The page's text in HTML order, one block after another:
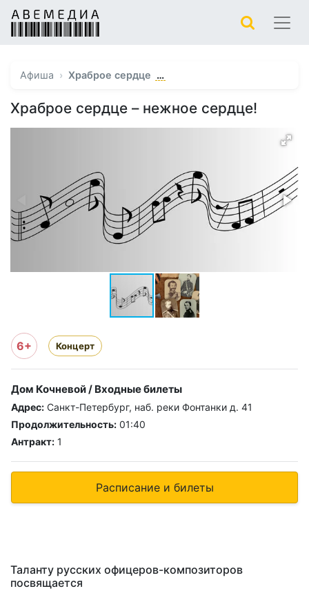
Афиша Храброе сердце …
Храброе сердце – нежное сердце!
6+ Концерт
Дом Кочневой / Входные билеты
Адрес: Санкт-Петербург, наб. реки Фонтанки д. 41
Продолжительность: 01:40
Антракт: 1
Расписание и билеты
Таланту русских офицеров-композиторов
посвящается